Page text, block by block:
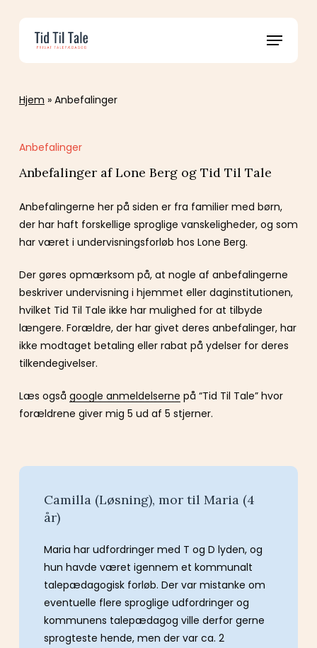
content
Menu
Hjem » Anbefalinger
Anbefalinger
Anbefalinger af Lone Berg og Tid Til Tale
Anbefalingerne her på siden er fra familier med børn,
der har haft forskellige sproglige vanskeligheder, og som
har været i undervisningsforløb hos Lone Berg.
Der gøres opmærksom på, at nogle af anbefalingerne
beskriver undervisning i hjemmet eller daginstitutionen,
hvilket Tid Til Tale ikke har mulighed for at tilbyde
længere. Forældre, der har givet deres anbefalinger, har
ikke modtaget betaling eller rabat på ydelser for deres
tilkendegivelser.
Læs også google anmeldelserne på “Tid Til Tale” hvor
forældrene giver mig 5 ud af 5 stjerner.
Camilla (Løsning), mor til Maria (4
år)
Maria har udfordringer med T og D lyden, og
hun havde været igennem et kommunalt
talepædagogisk forløb. Der var mistanke om
eventuelle flere sproglige udfordringer og
kommunens talepædagog ville derfor gerne
sprogteste hende, men der var ca. 2